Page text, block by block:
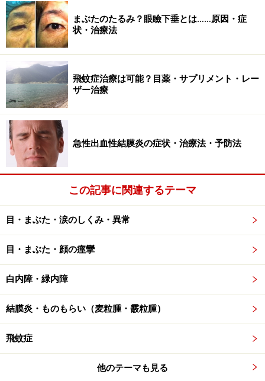
考えられます。近い将来では、黄斑部変性症の前症状で
あると言われる「中心性漿液性網脈絡膜症（ちゅうしん
せいしょうえきせいもうみゃくらくまくしょう）」の増
加も心配です。
網膜は、「光を感じるたびにいたみ、光を見ていないと
きに修復される」ことを繰り返しています。強い光を見
たら残像が見えるでしょう。あれが見えているときは網
膜がすごく悪い状態になっているわけです。そして、あ
まりに強い光を見ると、網膜が再起不能になってしまし
ます。例として、皆既日食の見すぎや、レーザーポイン
ターでの網膜光障害が挙げられます。強い光を見なくと
も、この修復のシステムが狂ってしまい、網膜がどんど
んいたんでくるのが「黄斑部変性症」です。
ります。
加齢でなる、加齢性黄斑部変性症 （狭義の黄斑部変
性症）
近視の30代ぐらいの女性に多い、近視性黄斑部変性
症
40～50代の男性に多い、黄斑部の前症状であると言
まぶたのたるみ？眼瞼下垂とは……原因・症
状・治療法
飛蚊症治療は可能？目薬・サプリメント・レー
ザー治療
急性出血性結膜炎の症状・治療法・予防法
この記事に関連するテーマ
目・まぶた・涙のしくみ・異常
目・まぶた・顔の痙攣
白内障・緑内障
結膜炎・ものもらい（麦粒腫・霰粒腫）
飛蚊症
他のテーマも見る